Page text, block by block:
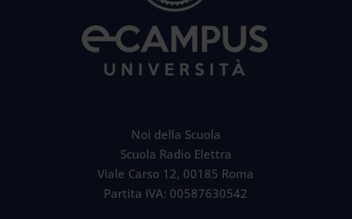
Noi della Scuola
Scuola Radio Elettra
Viale Carso 12, 00185 Roma
Partita IVA: 00587630542